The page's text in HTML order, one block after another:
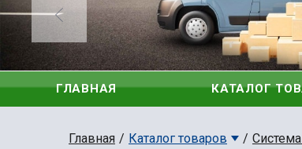
ГЛАВНАЯ КАТАЛОГ
Главная Каталог товаров